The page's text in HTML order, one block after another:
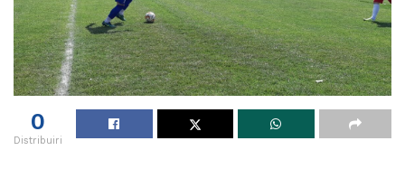
0
Distribuiri